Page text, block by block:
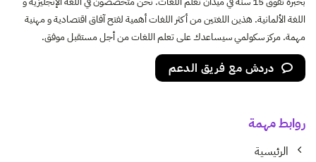
روابط مهمة
الرئيسية
اللغة الألمانية. هذين اللغتين من أكثر اللغات أهمية لفتح آفاق اقتصادية و مهنية
مهمة. مركز سكولمي سيساعدك على تعلم اللغات من أجل مستقبل موفق.
دردش مع فريق الدعم